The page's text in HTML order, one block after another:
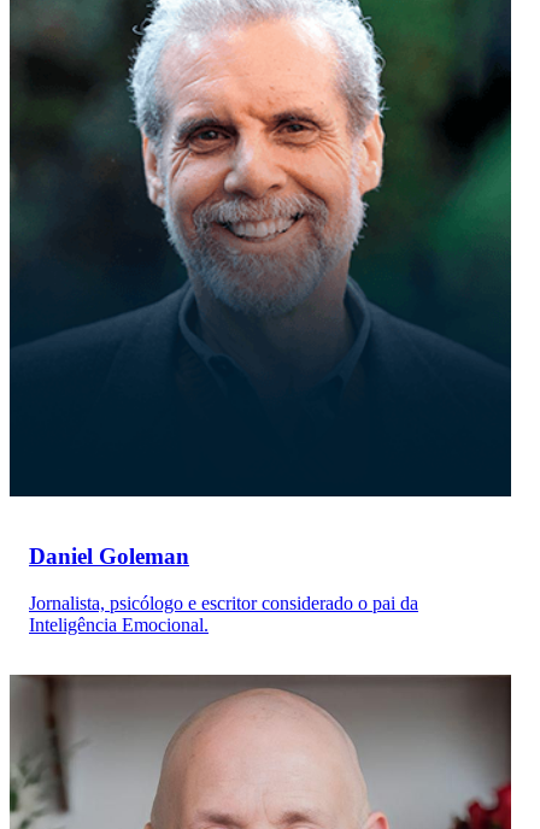
Daniel Goleman
Jornalista, psicólogo e escritor considerado o pai da
Inteligência Emocional.